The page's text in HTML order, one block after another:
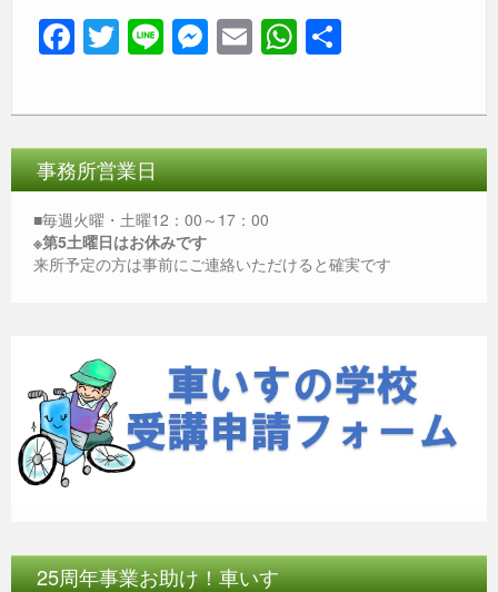
F
a
c
e
b
o
o
k
T
wi
tt
er
Li
n
e
M
e
ss
e
n
g
er
E
m
ail
W
h
at
s
A
p
事務所営業日
■毎週火曜・土曜12：00～17：00
※第5土曜日はお休みです
来所予定の方は事前にご連絡いただけると確実です
25周年事業お助け！車いす